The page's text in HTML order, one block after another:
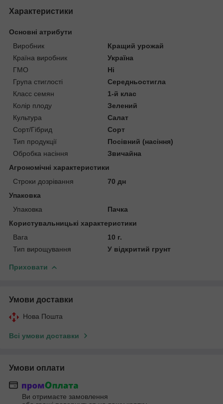
Характеристики
Основні атрибути
Виробник
Кращий урожай
Країна виробник
Україна
ГМО
Ні
Група стиглості
Середньостигла
Класс семян
1-й клас
Колір плоду
Зелений
Культура
Салат
Сорт/Гібрид
Сорт
Тип продукції
Посівний (насіння)
Обробка насіння
Звичайна
Агрономічні характеристики
Строки дозрівання
70 дн
Упаковка
Упаковка
Пачка
Користувальницькі характеристики
Вага
10 г.
Тип вирощування
У відкритий грунт
Приховати
Умови доставки
Нова Пошта
Всі умови доставки
Умови оплати
Ви отримаєте замовлення